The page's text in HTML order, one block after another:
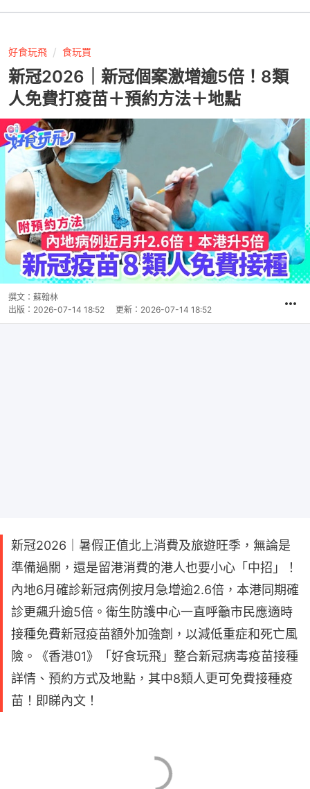
好食玩飛 食玩買
新冠2026｜新冠個案激增逾5倍！8類
人免費打疫苗＋預約方法＋地點
撰文： 蘇翰林
出版： 2026-07-14 18:52 更新： 2026-07-14 18:52
新冠2026｜暑假正值北上消費及旅遊旺季，無論是
準備過關，還是留港消費的港人也要小心「中招」！
內地6月確診新冠病例按月急增逾2.6倍，本港同期確
診更飆升逾5倍。衛生防護中心一直呼籲市民應適時
接種免費新冠疫苗額外加強劑，以減低重症和死亡風
險。《香港01》「好食玩飛」整合新冠病毒疫苗接種
詳情、預約方式及地點，其中8類人更可免費接種疫
苗！即睇內文！